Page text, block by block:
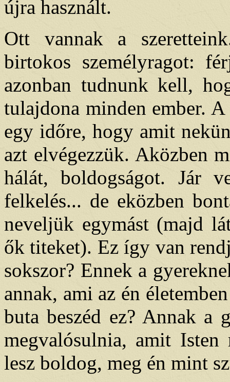
újra használt.
Ott vannak a
birtokos személyragot:
azonban tudnunk kell,
tulajdona minden ember.
egy időre, hogy amit
azt elvégezzük. Aközben
hálát, boldogságot. Jár
felkelés... de eközben
neveljük egymást (majd
ők titeket). Ez így van
sokszor? Ennek a
annak, ami az én
buta beszéd ez? Annak a
megvalósulnia, amit
lesz boldog, meg én mint